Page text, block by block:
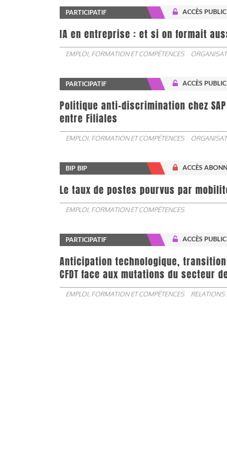
PARTICIPATIF ACCÈS PUBLIC
IA en entreprise : et si on formait
EMPLOI, FORMATION ET COMPÉTENCES
PARTICIPATIF ACCÈS PUBLIC
Politique anti-discrimination chez
entre Filiales
EMPLOI, FORMATION ET COMPÉTENCES
BIP BIP ACCÈS
Le taux de postes pourvus par
EMPLOI, FORMATION ET COMPÉTENCES
PARTICIPATIF ACCÈS PUBLIC
Anticipation technologique,
CFDT face aux mutations du secteur
EMPLOI, FORMATION ET COMPÉTENCES RELATIONS